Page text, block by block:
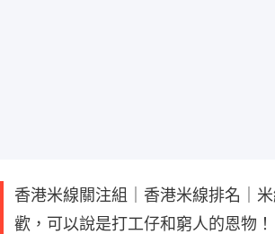
香港米線關注組｜香港米線排名｜
歡，可以說是打工仔和窮人的恩物